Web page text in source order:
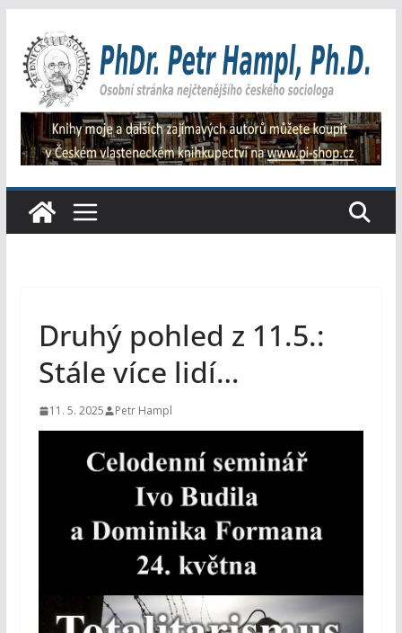
obsah
Druhý pohled z 11.5.:
Stále více lidí…
11. 5. 2025 Petr Hampl